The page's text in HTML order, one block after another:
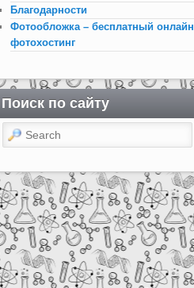
Благодарности
Фотообложка – бесплатный онлайн
фотохостинг
Поиск по сайту
Search